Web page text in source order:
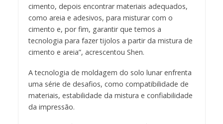
cimento, depois encontrar materiais adequados,
como areia e adesivos, para misturar com o
cimento e, por fim, garantir que temos a
tecnologia para fazer tijolos a partir da mistura de
cimento e areia”, acrescentou Shen.
A tecnologia de moldagem do solo lunar enfrenta
uma série de desafios, como compatibilidade de
materiais, estabilidade da mistura e confiabilidade
da impressão.